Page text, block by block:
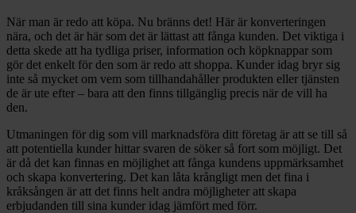
När man är redo att köpa. Nu bränns det! Här är konverteringen
nära, och det är här som det är lättast att fånga kunden. Det viktiga i
detta skede att ha tydliga priser, information och köpknappar som
gör det enkelt för den som är redo att shoppa. Kunder idag bryr sig
inte så mycket om vem som tillhandahåller produkten eller tjänsten
de är ute efter – bara att den finns tillgänglig precis när de vill ha
den.
Utmaningen för dig som vill marknadsföra ditt företag är att se till så
att potentiella kunder hittar svaren de söker så fort som möjligt. Det
är då det kan finnas en möjlighet att fånga kundens uppmärksamhet
och skapa konvertering. Det kan låta krångligt men det fina i
kråksången är att det finns helt andra möjligheter att skapa
erbjudanden till sina kunder idag jämfört med förr.